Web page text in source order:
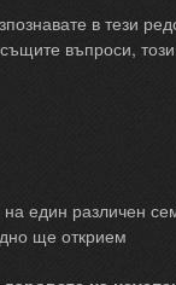
в тези
въпроси,
един различен
ще открием